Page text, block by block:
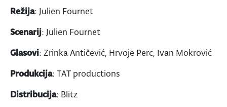
Režija: Julien Fournet
Scenarij: Julien Fournet
Glasovi: Zrinka Antičević, Hrvoje Perc, Ivan Mokrović
Produkcija: TAT productions
Distribucija: Blitz